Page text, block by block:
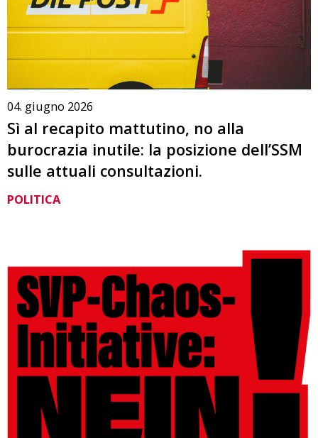
04. giugno 2026
Sì al recapito mattutino, no alla
burocrazia inutile: la posizione dell’SSM
sulle attuali consultazioni.
POLITICA